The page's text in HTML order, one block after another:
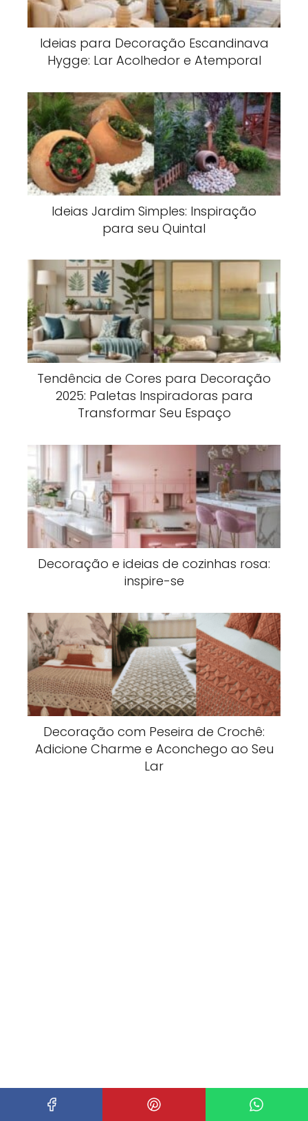
Ideias para Decoração Escandinava
Hygge: Lar Acolhedor e Atemporal
Ideias Jardim Simples: Inspiração
para seu Quintal
Tendência de Cores para Decoração
2025: Paletas Inspiradoras para
Transformar Seu Espaço
Decoração e ideias de cozinhas rosa:
inspire-se
Decoração com Peseira de Crochê:
Adicione Charme e Aconchego ao Seu
Lar